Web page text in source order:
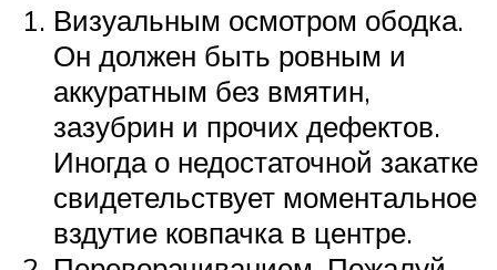
Визуальным осмотром ободка.
Он должен быть ровным и
аккуратным без вмятин,
зазубрин и прочих дефектов.
Иногда о недостаточной закатке
свидетельствует моментальное
вздутие ковпачка в центре.